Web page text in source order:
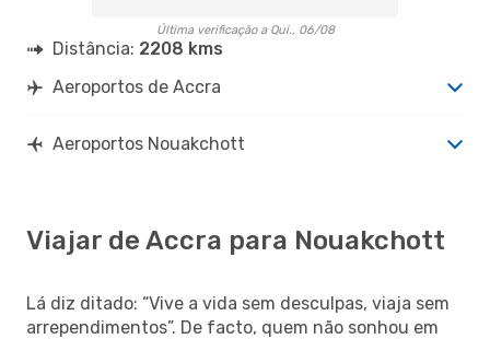
Última verificação a Qui., 06/08
Distância: 2208 kms
Aeroportos de Accra
Aeroportos Nouakchott
Viajar de Accra para Nouakchott
Lá diz ditado: “Vive a vida sem desculpas, viaja sem
arrependimentos”. De facto, quem não sonhou em